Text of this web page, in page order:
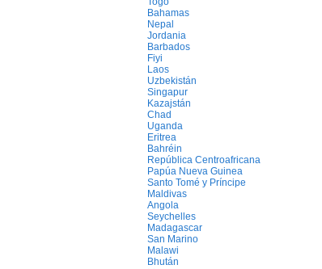
Bahamas
Nepal
Jordania
Barbados
Fiyi
Laos
Uzbekistán
Singapur
Kazajstán
Chad
Uganda
Eritrea
Bahréin
República Centroafricana
Papúa Nueva Guinea
Santo Tomé y Príncipe
Maldivas
Angola
Seychelles
Madagascar
San Marino
Malawi
Bhután